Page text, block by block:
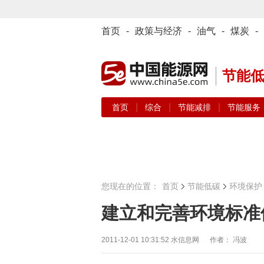
首页 - 政策与经济 - 油气 - 煤炭 -
节能
首页 综合 节能减排 节能服务
您现在的位置： 首页 节能低碳 环境保护
建立和完善环境标
2011-12-01 10:31:52 水信息网 作者： 冯波